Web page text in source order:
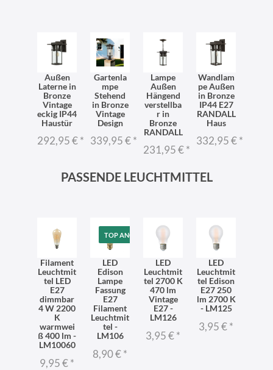
Außen
Laterne in
Bronze
Vintage
eckig IP44
Haustür
292,95 €*
Gartenla
mpe
Stehend
in Bronze
Vintage
Design
339,95 €*
Lampe
Außen
Hängend
verstellba
r in
Bronze
RANDALL
231,95 €*
Wandlam
pe Außen
in Bronze
IP44 E27
RANDALL
Haus
332,95 €*
PASSENDE LEUCHTMITTEL
Filament
Leuchtmit
tel LED
E27
dimmbar
4 W 2200
K
warmwei
ß 400 lm -
LM10060
9,95 €*
TOP ANGEBOT
LED
Edison
Lampe
Fassung
E27
Filament
Leuchtmit
tel -
LM106
8,90 €*
LED
Leuchtmit
tel 2700 K
470 lm
Vintage
E27 -
LM126
3,95 €*
LED
Leuchtmit
tel Edison
E27 250
lm 2700 K
- LM125
3,95 €*